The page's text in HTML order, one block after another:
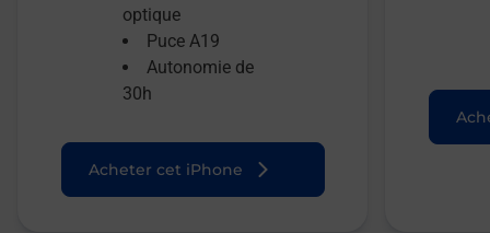
optique
Puce A19
Autonomie de
30h
Acheter cet iPhone